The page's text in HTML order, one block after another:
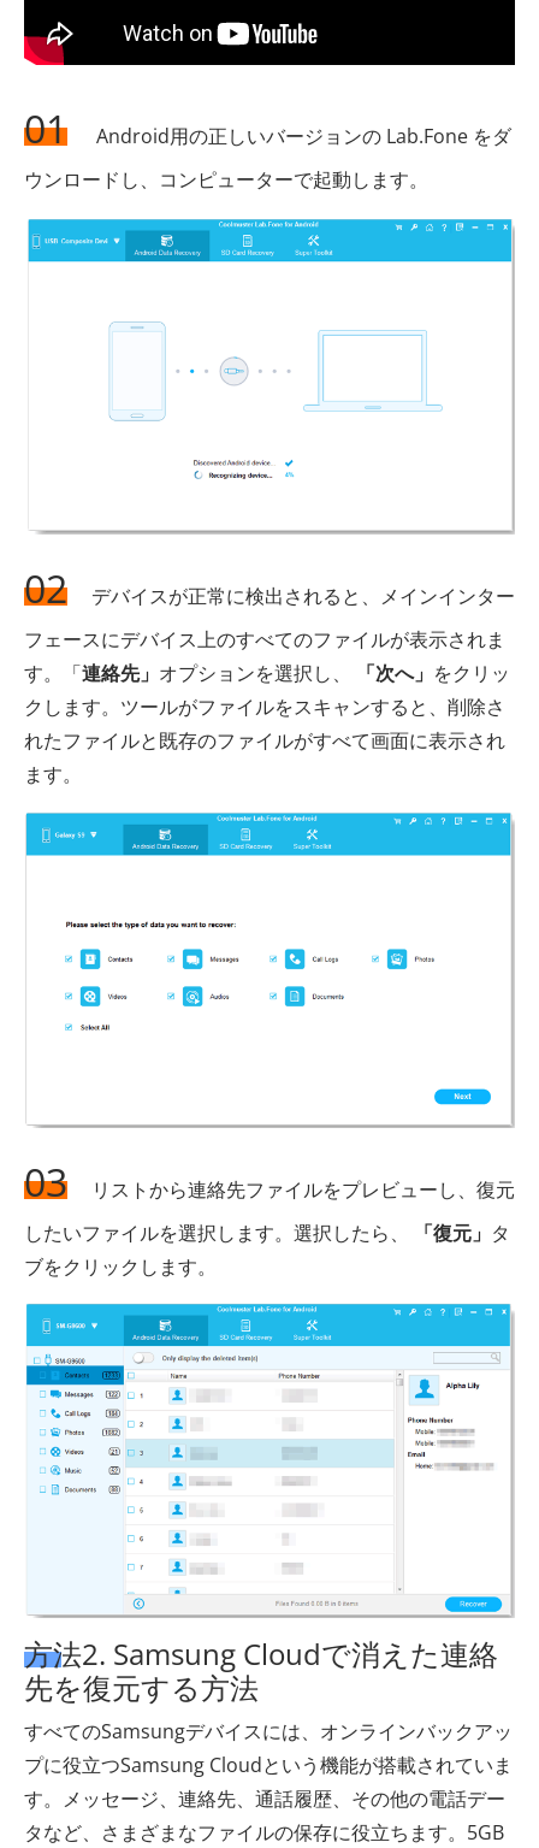
01
Android用の正しいバージョンの Lab.Fone をダ
ウンロードし、コンピューターで起動します。
02
デバイスが正常に検出されると、メインインター
フェースにデバイス上のすべてのファイルが表示されま
す。「連絡先」 オプションを選択し、 「次へ」 をクリッ
クします。ツールがファイルをスキャンすると、削除さ
れたファイルと既存のファイルがすべて画面に表示され
ます。
03
リストから連絡先ファイルをプレビューし、復元
したいファイルを選択します。選択したら、
「復元」 タ
ブをクリックします。
方法2. Samsung Cloudで消えた連絡
先を復元する方法
すべてのSamsungデバイスには、オンラインバックアッ
プに役立つSamsung Cloudという機能が搭載されていま
す。メッセージ、連絡先、通話履歴、その他の電話デー
タなど、さまざまなファイルの保存に役立ちます。5GB